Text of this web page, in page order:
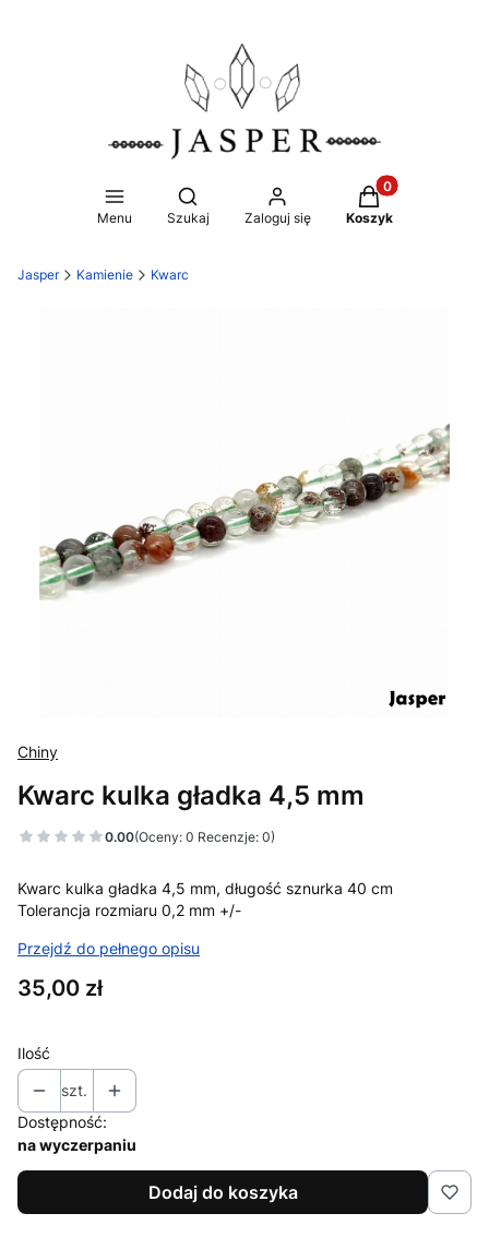
Menu
Otwórz wyszukiwarkę
Szukaj Zaloguj się
Produkty w
Koszyk
Jasper Kamienie Kwarc
Chiny
Kwarc kulka gładka 4,5 mm
0.00(Oceny: 0 Recenzje: 0)
Kwarc kulka gładka 4,5 mm, długość sznurka 40 cm
Tolerancja rozmiaru 0,2 mm +/-
Przejdź do pełnego opisu
Cena
35,00 zł
Ilość
szt.
Dostępność:
na wyczerpaniu
Dodaj do koszyka